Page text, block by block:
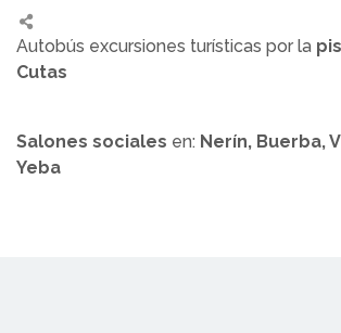
Autobús excursiones turísticas por la
Cutas
Salones sociales en: Nerín, Buerba,
Yeba